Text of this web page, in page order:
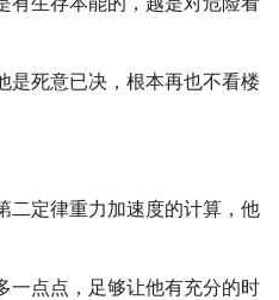
是死意已决，根本再也不看楼
二定律重力加速度的计算，他
一点点，足够让他有充分的时